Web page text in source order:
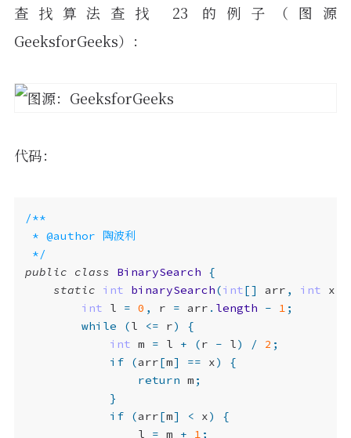
查找算法查找 23 的例子（图源
GeeksforGeeks）：
代码：
*/
public
class BinarySearch
{
static
int binarySearch(int[] arr , int x
int
l = 0 , r = arr . length - 1 ;
while
(l <= r)
{
int m = l + (r - l) / 2 ;
if
(arr[m] == x)
{
return m ;
}
if
(arr[m] < x)
{
l
= m + 1 ;